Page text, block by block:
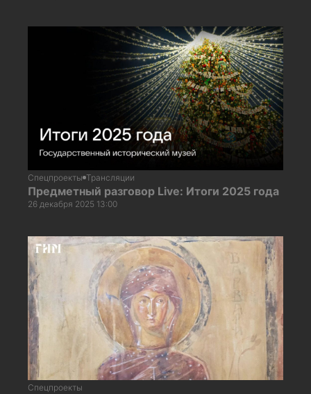
Спецпроекты Трансляции
Предметный разговор Live: Итоги 2025 года
26 декабря 2025 13:00
Спецпроекты